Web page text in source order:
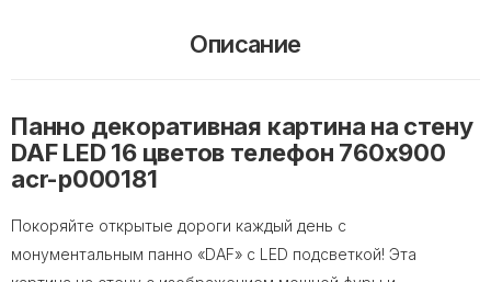
Описание
Панно декоративная картина на стену
DAF LED 16 цветов телефон 760х900
acr-p000181
Покоряйте открытые дороги каждый день с
монументальным панно «DAF» с LED подсветкой! Эта